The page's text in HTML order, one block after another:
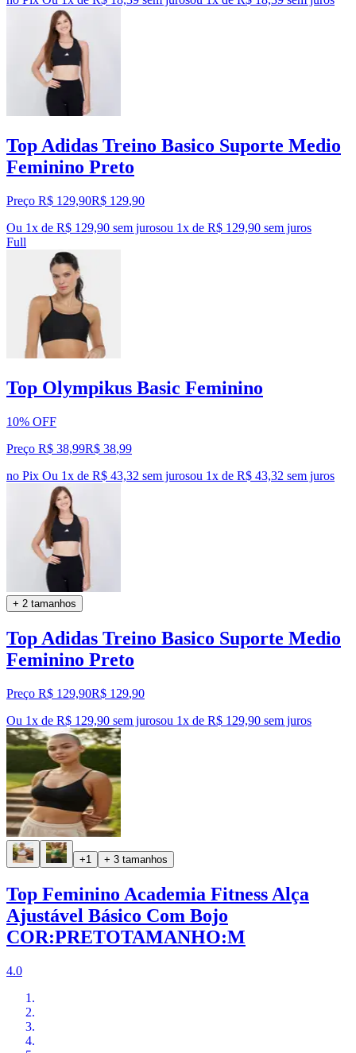
Top Adidas Treino Basico Suporte Medio
Feminino Preto
Preço R$ 129,90R$ 129,90
Ou 1x de R$ 129,90 sem jurosou 1x de R$ 129,90 sem juros
Full
Top Olympikus Basic Feminino
10% OFF
Preço R$ 38,99R$ 38,99
no Pix Ou 1x de R$ 43,32 sem jurosou 1x de R$ 43,32 sem juros
+ 2 tamanhos
Top Adidas Treino Basico Suporte Medio
Feminino Preto
Preço R$ 129,90R$ 129,90
Ou 1x de R$ 129,90 sem jurosou 1x de R$ 129,90 sem juros
+1 + 3 tamanhos
Top Feminino Academia Fitness Alça
Ajustável Básico Com Bojo
COR:PRETOTAMANHO:M
4.0